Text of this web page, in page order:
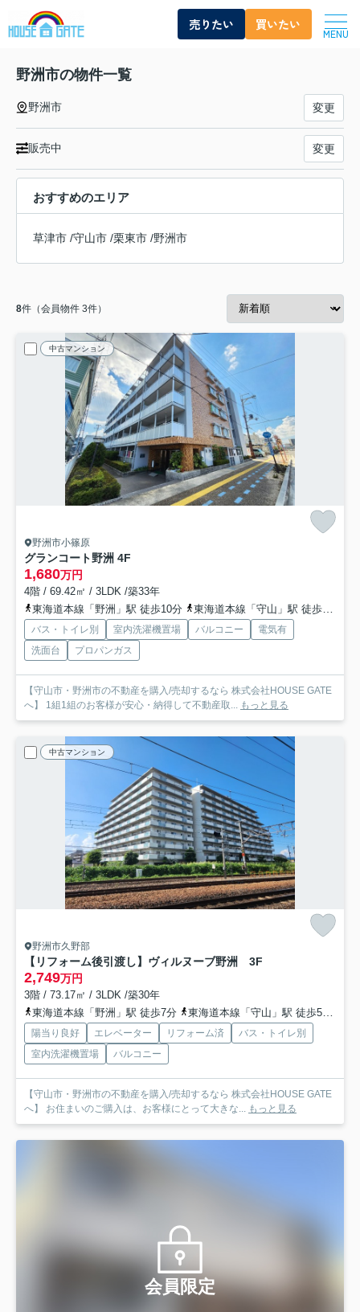
売りたい 買いたい
MENU
野洲市の物件一覧
野洲市 変更
販売中 変更
おすすめのエリア
草津市 /守山市 /栗東市 /野洲市
8件（会員物件 3件）
中古マンション
野洲市小篠原
グランコート野洲 4F
1,680万円
4階 / 69.42㎡ / 3LDK /築33年
東海道本線「野洲」駅 徒歩10分
東海道本線「守山」駅 徒歩51分
バス・トイレ別 室内洗濯機置場 バルコニー
電気有
洗面台
プロパンガス
【守山市・野洲市の不動産を購入/売却するなら 株式会社HOUSE GATE
へ】 1組1組のお客様が安心・納得して不動産取...
もっと見る
中古マンション
野洲市久野部
【リフォーム後引渡し】ヴィルヌーブ野洲 3F
2,749万円
3階 / 73.17㎡ / 3LDK /築30年
東海道本線「野洲」駅 徒歩7分
東海道本線「守山」駅 徒歩50分
陽当り良好 エレベーター リフォーム済
バス・トイレ別
室内洗濯機置場
バルコニー
【守山市・野洲市の不動産を購入/売却するなら 株式会社HOUSE GATE
へ】 お住まいのご購入は、お客様にとって大きな...
もっと見る
会員限定